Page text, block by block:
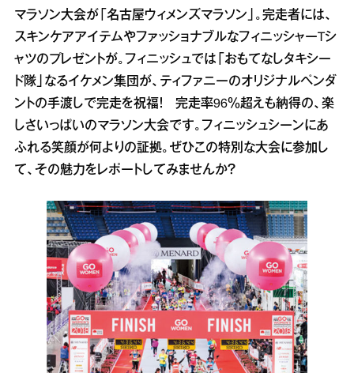
マラソン大会が「名古屋ウィメンズマラソン」。完走者には、
スキンケアアイテムやファッショナブルなフィニッシャーTシ
ャツのプレゼントが。フィニッシュでは「おもてなしタキシー
ド隊」なるイケメン集団が、ティファニーのオリジナルペンダ
ントの手渡しで完走を祝福！ 完走率96％超えも納得の、楽
しさいっぱいのマラソン大会です。フィニッシュシーンにあ
ふれる笑顔が何よりの証拠。ぜひこの特別な大会に参加し
て、その魅力をレポートしてみませんか？